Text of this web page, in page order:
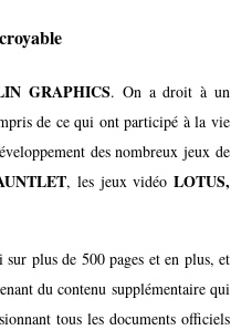
GRAPHICS. On a droit à un
de ce qui ont participé à la vie
des nombreux jeux de
, les jeux vidéoLOTUS,
plus de 500 pages et en plus, et
du contenu supplémentaire qui
tous les documents officiels